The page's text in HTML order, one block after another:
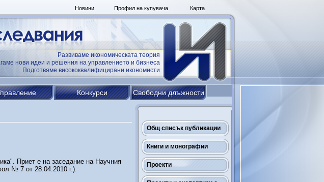
Карта
Профил на купувача
Новини
Развиваме икономическата теория
нови идеи и решения на управлението и бизнеса
Подготвяме висококвалифицирани икономисти
Конкурси Свободни длъжности
Общ списък публикации
Книги и монографии
Проекти
Приет е на заседание на Научния
№ 7 от 28.04.2010 г.).